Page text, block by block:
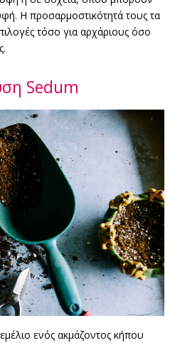
Η προσαρμοστικότητά τους τα
τόσο για αρχάριους όσο
Sedum
ενός ακμάζοντος κήπου